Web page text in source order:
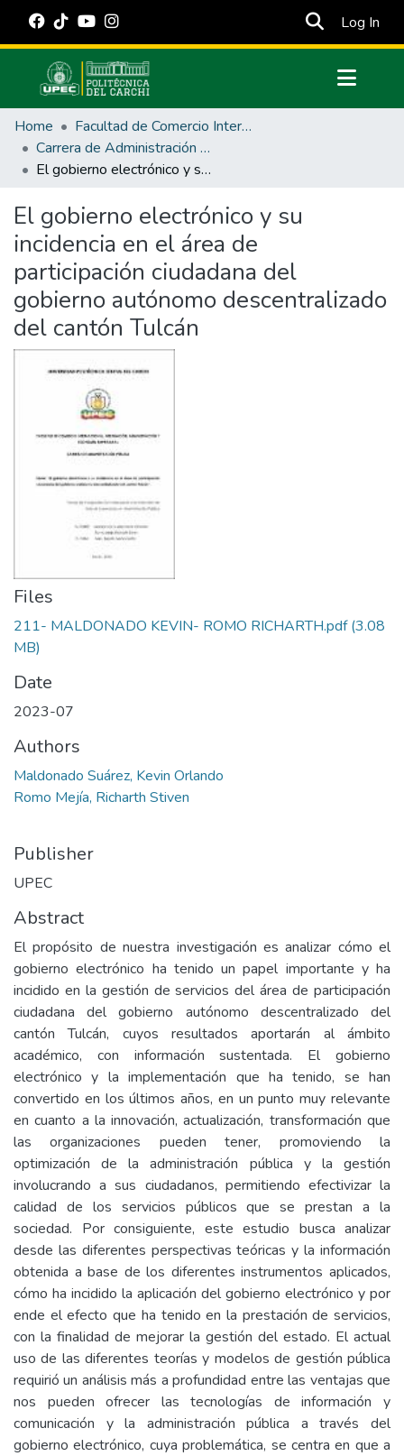
Log In
Communities & Collections
All of DSpace
Statistics
Estadísticas Externas
Manuales
Home
Facultad de Comercio Internacional, Integración, Administración y Economía Empresarial
Carrera de Administración Pública
El gobierno electrónico y su incidencia en el área de participación ciudadana del gobierno autónomo descentralizado del cantón Tulcán
El gobierno electrónico y su
incidencia en el área de
participación ciudadana del
gobierno autónomo descentralizado
del cantón Tulcán
Files
211- MALDONADO KEVIN- ROMO RICHARTH.pdf(3.08
MB)
Date
2023-07
Authors
Maldonado Suárez, Kevin Orlando
Romo Mejía, Richarth Stiven
Publisher
UPEC
Abstract
El propósito de nuestra investigación es analizar cómo el
gobierno electrónico ha tenido un papel importante y ha
incidido en la gestión de servicios del área de participación
ciudadana del gobierno autónomo descentralizado del
cantón Tulcán, cuyos resultados aportarán al ámbito
académico, con información sustentada. El gobierno
electrónico y la implementación que ha tenido, se han
convertido en los últimos años, en un punto muy relevante
en cuanto a la innovación, actualización, transformación que
las organizaciones pueden tener, promoviendo la
optimización de la administración pública y la gestión
involucrando a sus ciudadanos, permitiendo efectivizar la
calidad de los servicios públicos que se prestan a la
sociedad. Por consiguiente, este estudio busca analizar
desde las diferentes perspectivas teóricas y la información
obtenida a base de los diferentes instrumentos aplicados,
cómo ha incidido la aplicación del gobierno electrónico y por
ende el efecto que ha tenido en la prestación de servicios,
con la finalidad de mejorar la gestión del estado. El actual
uso de las diferentes teorías y modelos de gestión pública
requirió un análisis más a profundidad entre las ventajas que
nos pueden ofrecer las tecnologías de información y
comunicación y la administración pública a través del
gobierno electrónico, cuya problemática, se centra en que a